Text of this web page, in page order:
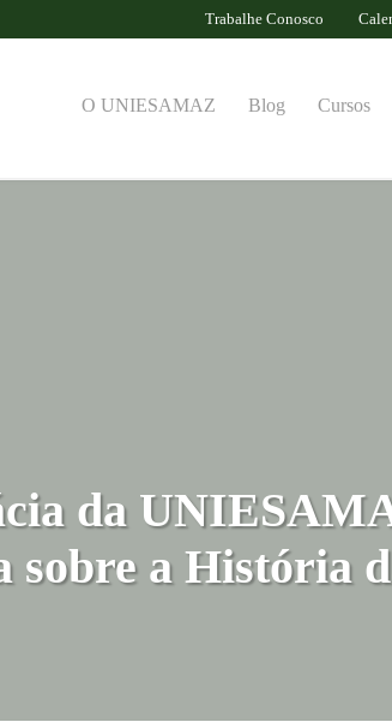
Trabalhe Conosco
O UNIESAMAZ Blog Cursos
da
sobre a História